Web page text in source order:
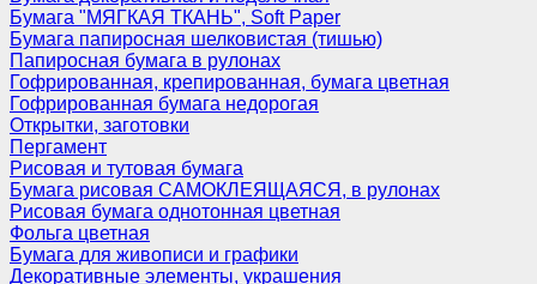
Бумага "МЯГКАЯ ТКАНЬ", Soft Paper
Бумага папиросная шелковистая (тишью)
Папиросная бумага в рулонах
Гофрированная, крепированная, бумага цветная
Гофрированная бумага недорогая
Открытки, заготовки
Пергамент
Рисовая и тутовая бумага
Бумага рисовая САМОКЛЕЯЩАЯСЯ, в рулонах
Рисовая бумага однотонная цветная
Фольга цветная
Бумага для живописи и графики
Декоративные элементы, украшения